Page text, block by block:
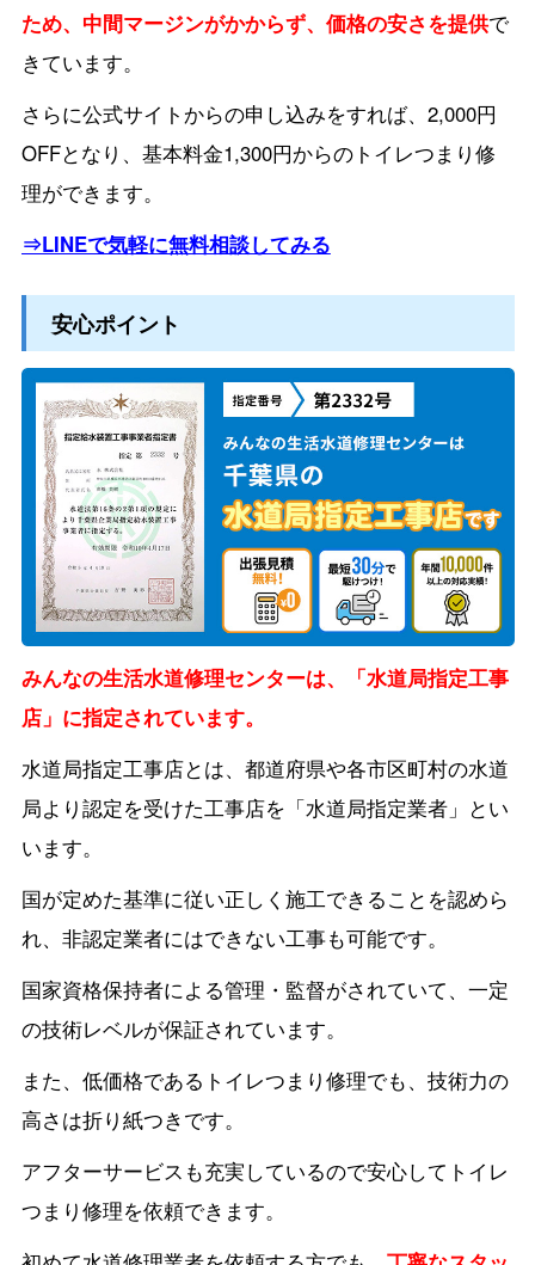
ため、中間マージンがかからず、価格の安さを提供で
きています。
さらに公式サイトからの申し込みをすれば、2,000円
OFFとなり、基本料金1,300円からのトイレつまり修
理ができます。
⇒LINEで気軽に無料相談してみる
安心ポイント
みんなの生活水道修理センターは、「水道局指定工事
店」に指定されています。
水道局指定工事店とは、都道府県や各市区町村の水道
局より認定を受けた工事店を「水道局指定業者」とい
います。
国が定めた基準に従い正しく施工できることを認めら
れ、非認定業者にはできない工事も可能です。
国家資格保持者による管理・監督がされていて、一定
の技術レベルが保証されています。
また、低価格であるトイレつまり修理でも、技術力の
高さは折り紙つきです。
アフターサービスも充実しているので安心してトイレ
つまり修理を依頼できます。